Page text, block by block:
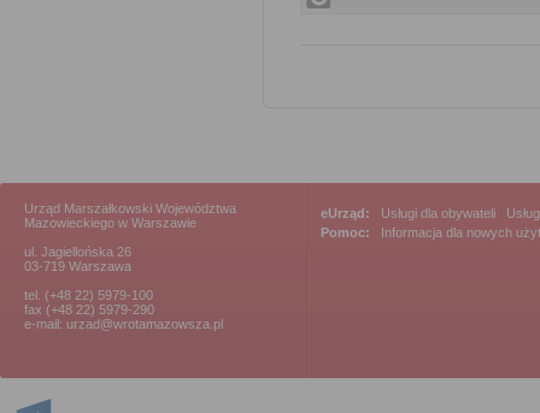
Urząd Marszałkowski Województwa
Mazowieckiego w Warszawie
ul. Jagiellońska 26
03-719 Warszawa
tel. (+48 22) 5979-100
fax (+48 22) 5979-290
e-mail: urzad@wrotamazowsza.pl
eUrząd: Usługi dla obywateli
Pomoc:
Informacja dla nowych